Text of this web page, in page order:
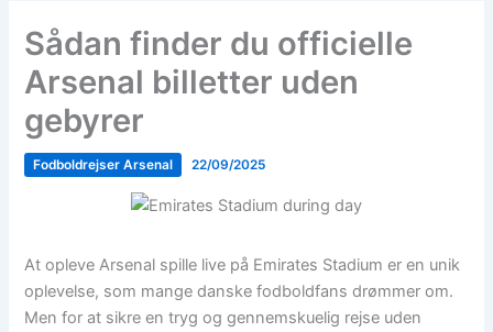
Sådan finder du officielle
Arsenal billetter uden
gebyrer
Fodboldrejser Arsenal 22/09/2025
At opleve Arsenal spille live på Emirates Stadium er en unik
oplevelse, som mange danske fodboldfans drømmer om.
Men for at sikre en tryg og gennemskuelig rejse uden